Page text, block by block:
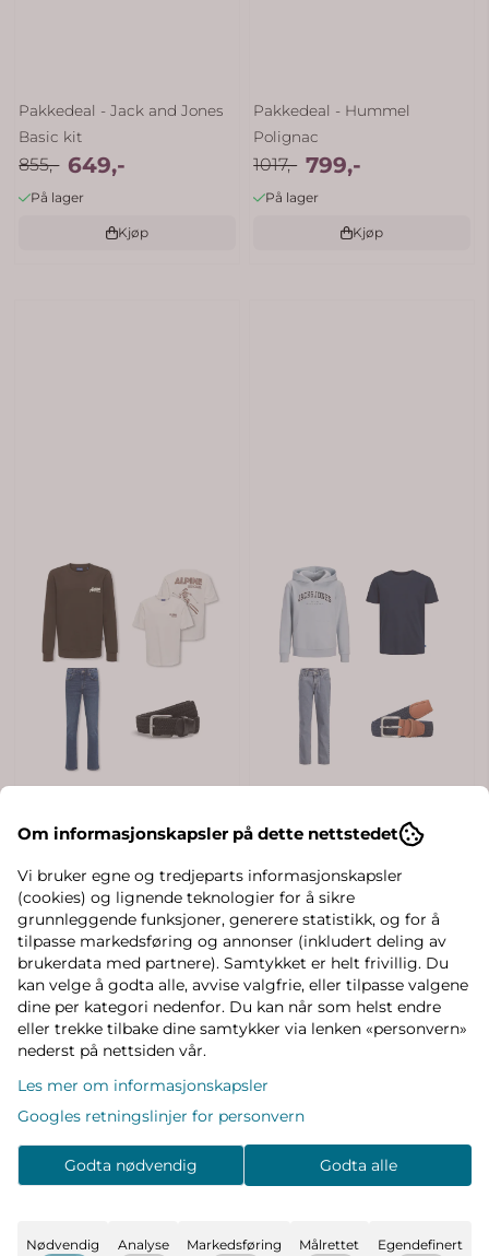
Pakkedeal - Jack and Jones
Basic kit
855,- 649,-
På lager
Kjøp
Pakkedeal - Hummel
Polignac
1017,- 799,-
På lager
Kjøp
1326,- 999,-
På lager
1226,-
Om informasjonskapsler på dette nettstedet
Vi bruker egne og tredjeparts informasjonskapsler
(cookies) og lignende teknologier for å sikre
grunnleggende funksjoner, generere statistikk, og for å
tilpasse markedsføring og annonser (inkludert deling av
brukerdata med partnere). Samtykket er helt frivillig. Du
kan velge å godta alle, avvise valgfrie, eller tilpasse valgene
dine per kategori nedenfor. Du kan når som helst endre
eller trekke tilbake dine samtykker via lenken «personvern»
nederst på nettsiden vår.
Les mer om informasjonskapsler
Googles retningslinjer for personvern
Godta nødvendig Godta alle
Nødvendig Analyse Markedsføring Målrettet Egendefinert